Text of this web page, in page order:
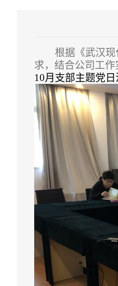
根据《武汉
求，结合公司工作
10月支部主题党